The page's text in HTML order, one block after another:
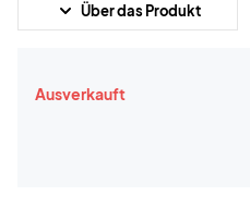
Über das Produkt
Ausverkauft